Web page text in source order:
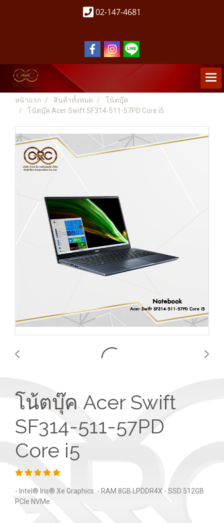
02-147-4681
หน้าแรก สินค้าทั้งหมด
โน้ตบุ๊ค
โน้ตบุ๊ค Acer Swift SF314-511-57PD Core i5
โน้ตบุ๊ค Acer Swift
SF314-511-57PD
Core i5
- Intel® Iris® Xe Graphics - RAM 8GB LPDDR4X - SSD 512GB
PCIe NVMe